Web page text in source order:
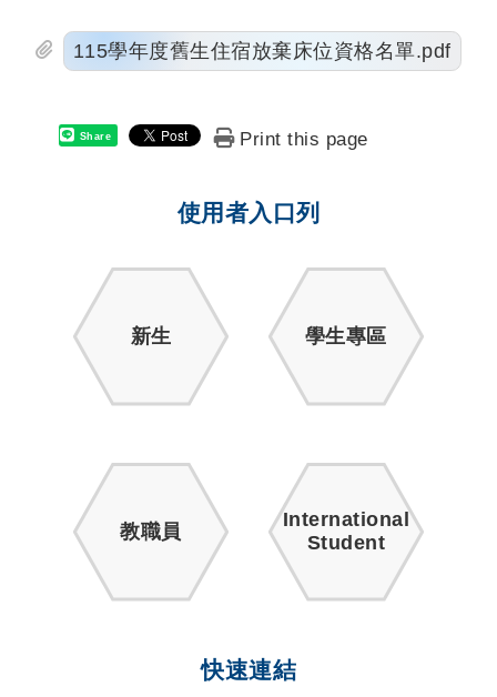
115學年度舊生住宿放棄床位資格名單.pdf
Share Print this page
使用者入口列
新生 學生專區
教職員
International
Student
快速連結